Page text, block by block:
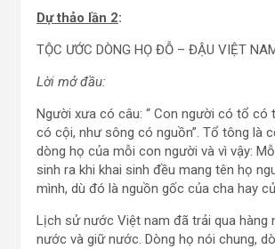
Dự thảo lần 2:
TỘC ƯỚC DÒNG HỌ ĐỖ – ĐẬU VIỆT
Lời mở đầu:
Người xưa có câu: “ Con người có tổ có
có cội, như sông có nguồn”. Tổ tông là
dòng họ của mỗi con người và vì vậy:
sinh ra khi khai sinh đều mang tên họ
mình, dù đó là nguồn gốc của cha hay
Lịch sử nước Việt nam đã trải qua hàng
nước và giữ nước. Dòng họ nói chung,